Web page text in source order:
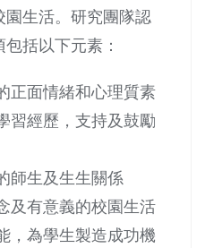
生活。研究團隊認
括以下元素：
正面情緒和心理質素
習經歷，支持及鼓勵
師生及生生關係
及有意義的校園生活
，為學生製造成功機